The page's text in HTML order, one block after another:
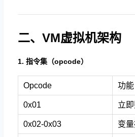
二、VM虚拟机架构
1. 指令集（opcode）
Opcode 功能
0x01 立
0x02-0x03 变